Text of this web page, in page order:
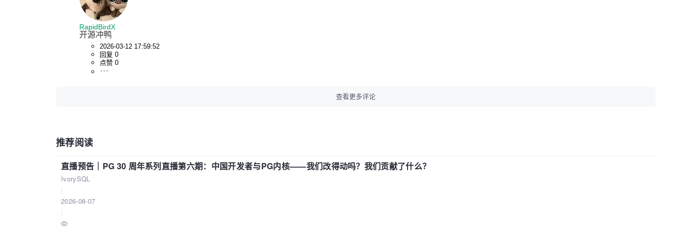
RapidBirdX
开源冲鸭
2026-03-12 17:59:52
回复 0
点赞 0
查看更多评论
推荐阅读
直播预告｜PG 30 周年系列直播第六期：中国开发者与PG内核——我们改得动吗？我们贡献了什么？
IvorySQL
2026-08-07